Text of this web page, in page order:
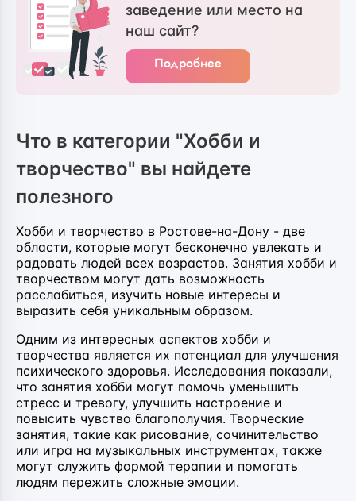
заведение или место на
наш сайт?
Подробнее
Что в категории "Хобби и
творчество" вы найдете
полезного
Хобби и творчество в Ростове-на-Дону - две
области, которые могут бесконечно увлекать и
радовать людей всех возрастов. Занятия хобби и
творчеством могут дать возможность
расслабиться, изучить новые интересы и
выразить себя уникальным образом.
Одним из интересных аспектов хобби и
творчества является их потенциал для улучшения
психического здоровья. Исследования показали,
что занятия хобби могут помочь уменьшить
стресс и тревогу, улучшить настроение и
повысить чувство благополучия. Творческие
занятия, такие как рисование, сочинительство
или игра на музыкальных инструментах, также
могут служить формой терапии и помогать
людям пережить сложные эмоции.